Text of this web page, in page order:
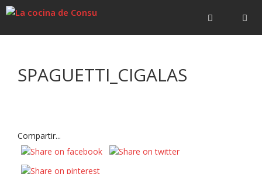
Saltar
Saltar
SPAGUETTI_CIGALAS
Compartir...